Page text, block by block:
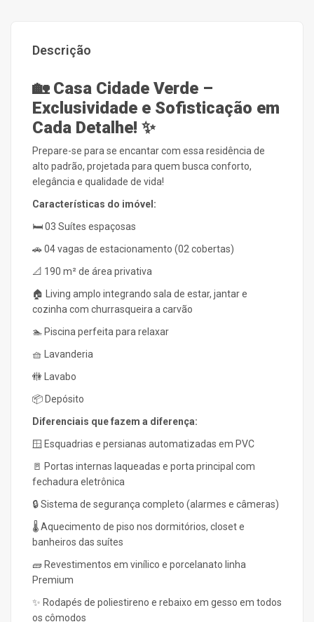
Descrição
🏡 Casa Cidade Verde –
Exclusividade e Sofisticação em
Cada Detalhe! ✨
Prepare-se para se encantar com essa residência de
alto padrão, projetada para quem busca conforto,
elegância e qualidade de vida!
Características do imóvel:
🛏️ 03 Suítes espaçosas
🚗 04 vagas de estacionamento (02 cobertas)
📐 190 m² de área privativa
🏠 Living amplo integrando sala de estar, jantar e
cozinha com churrasqueira a carvão
🏊 Piscina perfeita para relaxar
🧺 Lavanderia
🚻 Lavabo
📦 Depósito
Diferenciais que fazem a diferença:
🪟 Esquadrias e persianas automatizadas em PVC
🚪 Portas internas laqueadas e porta principal com
fechadura eletrônica
🔒 Sistema de segurança completo (alarmes e câmeras)
🌡️ Aquecimento de piso nos dormitórios, closet e
banheiros das suítes
🧱 Revestimentos em vinílico e porcelanato linha
Premium
✨ Rodapés de poliestireno e rebaixo em gesso em todos
os cômodos